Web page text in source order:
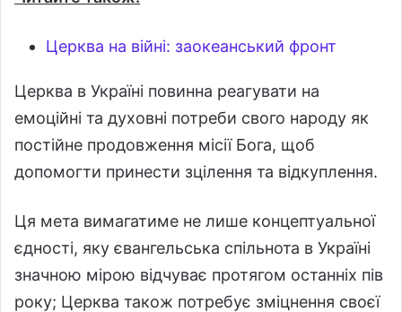
Церква на війні: заокеанський фронт
Церква в Україні повинна реагувати на
емоційні та духовні потреби свого народу як
постійне продовження місії Бога, щоб
допомогти принести зцілення та відкуплення.
Ця мета вимагатиме не лише концептуальної
єдності, яку євангельська спільнота в Україні
значною мірою відчуває протягом останніх пів
року; Церква також потребує зміцнення своєї